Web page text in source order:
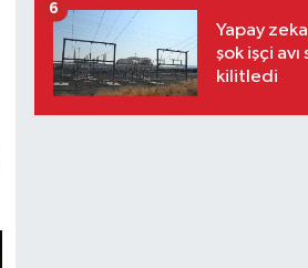
Yapay
şok işçi
kilitledi
6